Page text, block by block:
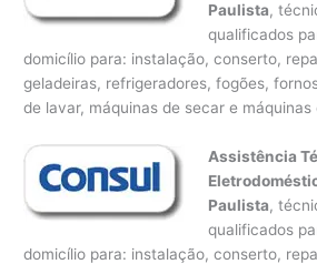
Paulista,
qualificados
domicílio para: instalação, conserto,
geladeiras, refrigeradores, fogões,
de lavar, máquinas de secar e máquinas
Assistência
Paulista,
qualificados
domicílio para: instalação, conserto,